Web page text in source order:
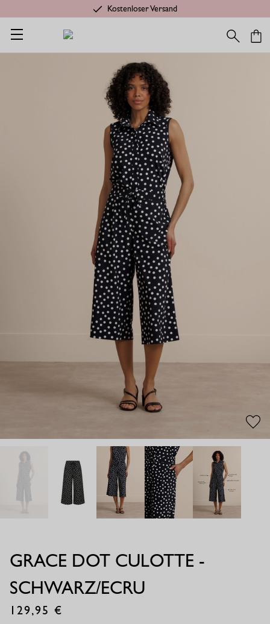
Kostenloser Versand
Startseite Shop Anlässe Summer Styles Grace dot
GRACE DOT CULOTTE -
SCHWARZ/ECRU
129,95